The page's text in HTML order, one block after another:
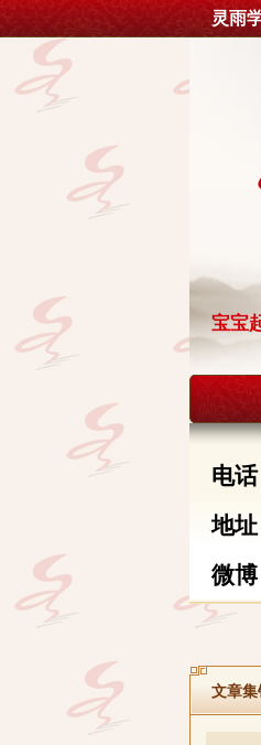
灵雨
宝宝
电话
地
微博
文章集